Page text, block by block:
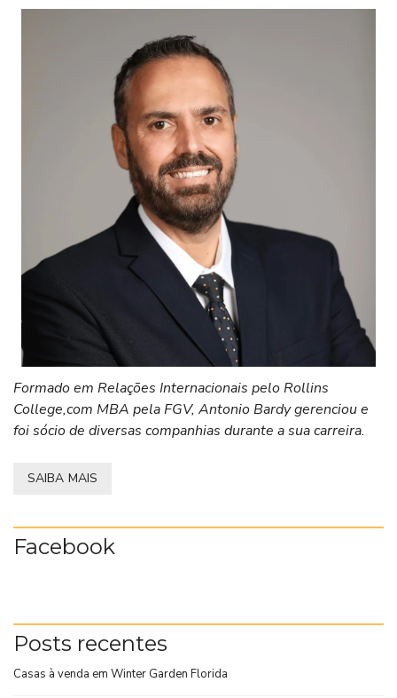
Formado em Relações Internacionais pelo Rollins
College,com MBA pela FGV, Antonio Bardy gerenciou e
foi sócio de diversas companhias durante a sua carreira.
SAIBA MAIS
Facebook
Posts recentes
Casas à venda em Winter Garden Florida